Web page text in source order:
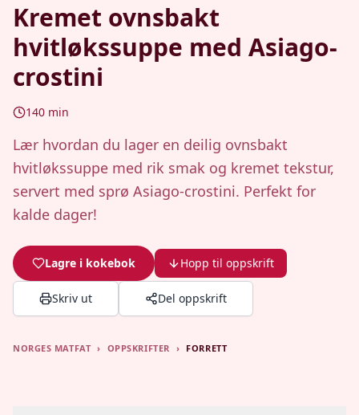
Kremet ovnsbakt
hvitløkssuppe med Asiago-
crostini
140 min
Lær hvordan du lager en deilig ovnsbakt
hvitløkssuppe med rik smak og kremet tekstur,
servert med sprø Asiago-crostini. Perfekt for
kalde dager!
Lagre i kokebok Hopp til oppskrift
Skriv ut Del oppskrift
NORGES MATFAT › OPPSKRIFTER › FORRETT